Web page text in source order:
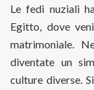
Le fedi nuziali
Egitto, dove
matrimoniale.
diventate un
culture diverse.